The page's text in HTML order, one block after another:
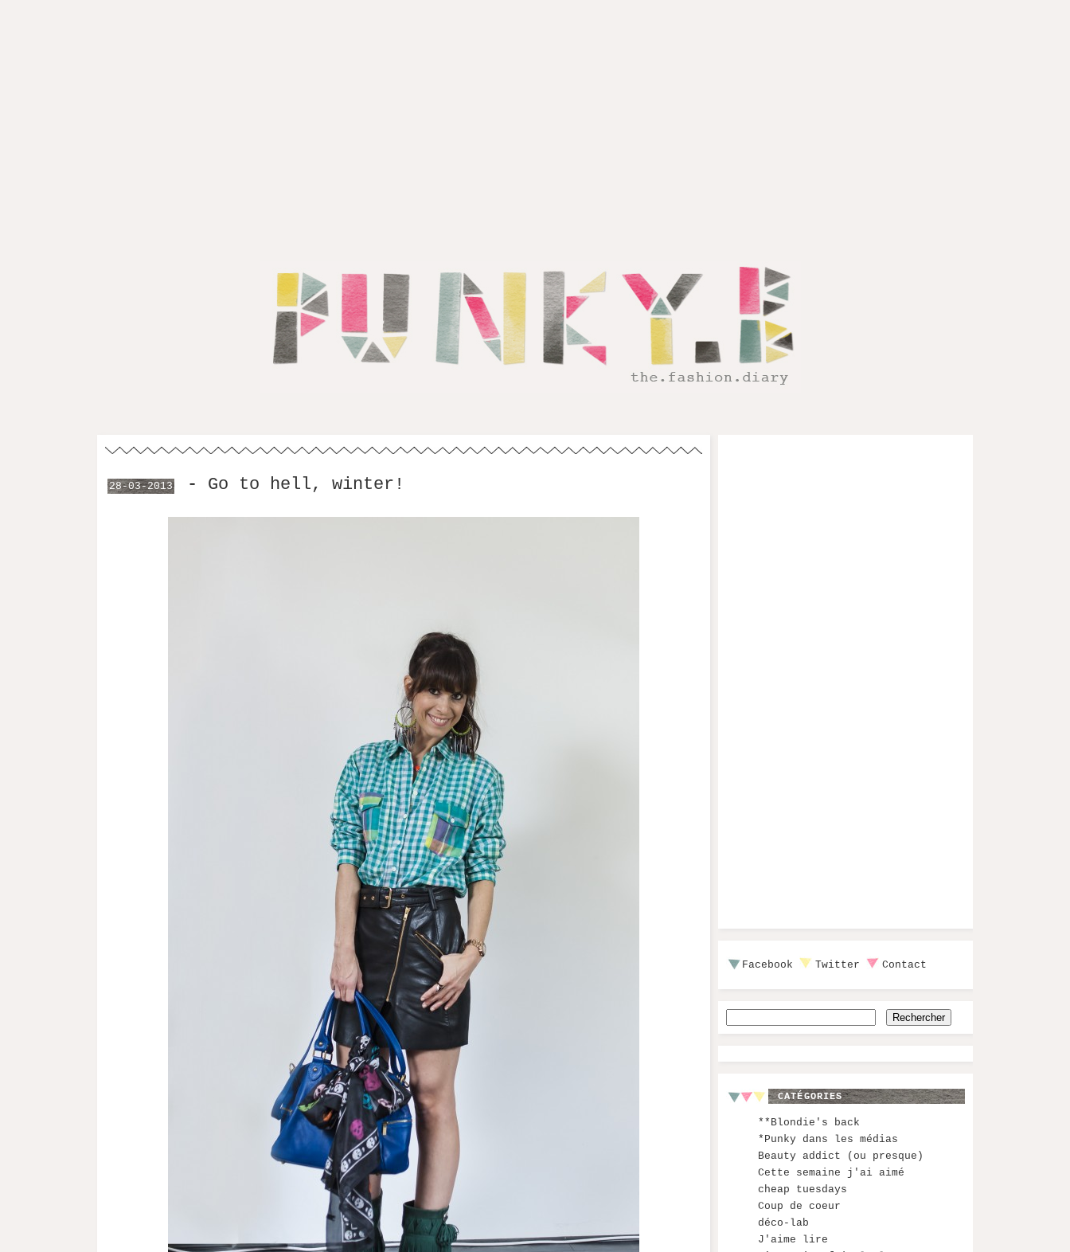
28-03-2013 - Go to hell, winter!
Facebook Twitter Contact
CATÉGORIES
**Blondie's back
*Punky dans les médias
Beauty addict (ou presque)
Cette semaine j'ai aimé
cheap tuesdays
Coup de coeur
déco-lab
J'aime lire